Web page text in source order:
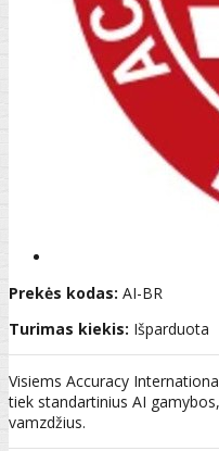
Prekės kodas: AI-BR
Turimas kiekis: Išparduota
Visiems Accuracy
tiek standartinius AI
vamzdžius.